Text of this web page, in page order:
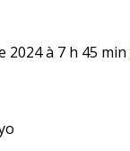
2024 à 7 h 45 min